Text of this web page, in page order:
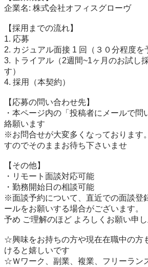
企業名: 株式会社オフィスグローヴ
【採用までの流れ】
1. 応募
2. カジュアル面接 1 回（３０分程度を
3. トライアル（2週間~1ヶ月のお試し
す）
4. 採用（本契約）
【応募の問い合わせ先】
・本ページ内の「投稿者にメールで問
絡願います
※お問合せが大変多くなっております
すのでそのままお待ち下さいませ
【その他】
・リモート面談対応可能
・勤務開始日の相談可能
※面談予約について、直近での面談登
ールをお願いする場合がございます。
予め ご理解のほど よろしくお願い申し
☆興味をお持ちの方や現在在職中の方
けると嬉しいです
☆Ｗワーク、副業、複業、フリーラン